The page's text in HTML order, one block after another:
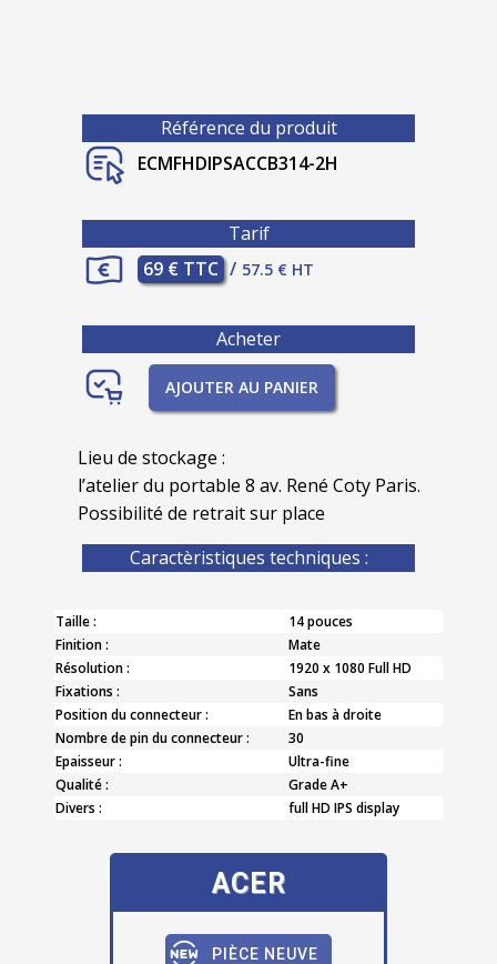
Référence du produit
ECMFHDIPSACCB314-2H
Tarif
69 € TTC / 57.5 € HT
Acheter
AJOUTER AU PANIER
Lieu de stockage :
l’atelier du portable 8 av. René Coty Paris.
Possibilité de retrait sur place
Caractèristiques techniques :
Taille :
14 pouces
Finition :
Mate
Résolution :
1920 x 1080 Full HD
Fixations :
Sans
Position du connecteur :
En bas à droite
Nombre de pin du connecteur :
30
Epaisseur :
Ultra-fine
Qualité :
Grade A+
Divers :
full HD IPS display
ACER
PIÈCE NEUVE